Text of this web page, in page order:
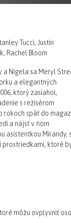
Tucci, Justin
Rachel Bloom
a Nigela sa Meryl
a elegantných
ktorý zasiahol,
s režisérom
rokoch späť do
a nájsť v ňom
asistentkou Mirandy, s
prostriedkami, ktoré
môžu ovplyvniť